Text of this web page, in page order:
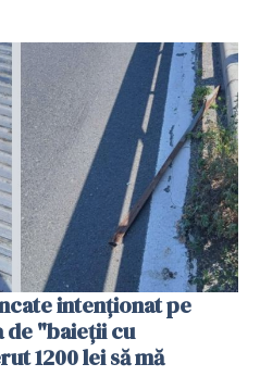
intenționat pe
de "baieții cu
1200 lei să mă